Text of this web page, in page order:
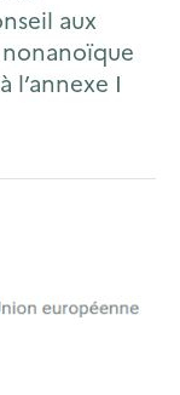
aux
l’annexe I